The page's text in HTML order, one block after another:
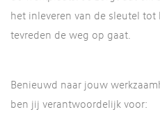
het inleveren van de sleutel
tevreden de weg op gaat.
Benieuwd naar jouw
ben jij verantwoordelijk voor: